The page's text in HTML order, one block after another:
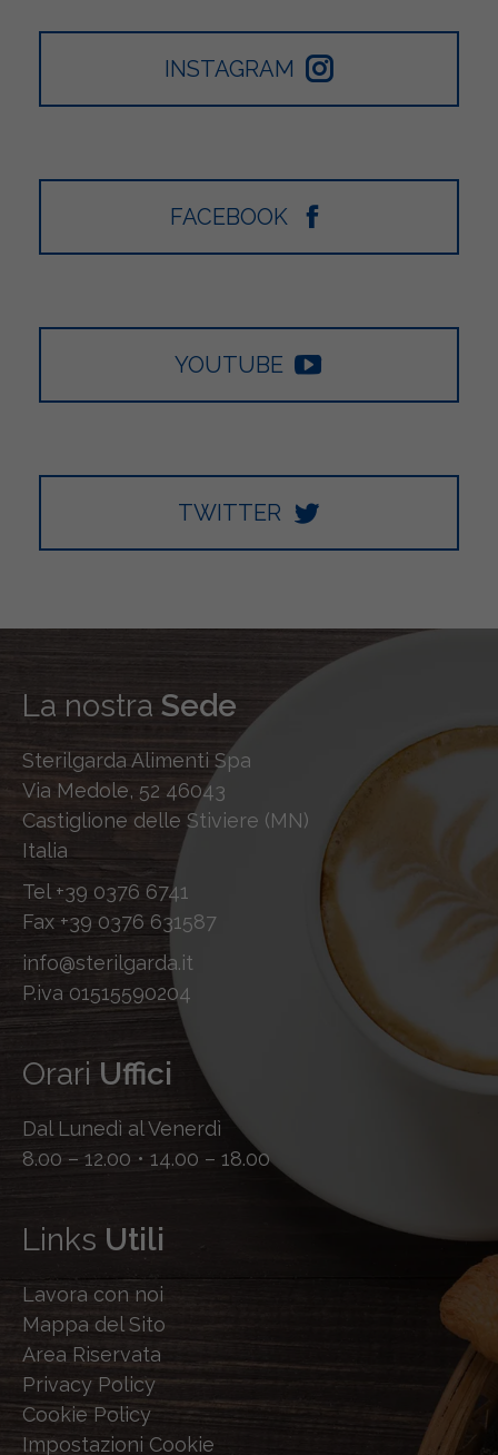
INSTAGRAM
FACEBOOK
YOUTUBE
TWITTER
La nostra Sede
Sterilgarda Alimenti Spa
Via Medole, 52 46043
Castiglione delle Stiviere (MN)
Italia
Tel +39 0376 6741
Fax +39 0376 631587
info@sterilgarda.it
P.iva 01515590204
Orari Uffici
Dal Lunedì al Venerdì
8.00 – 12.00 • 14.00 – 18.00
Links Utili
Lavora con noi
Mappa del Sito
Area Riservata
Privacy Policy
Cookie Policy
Impostazioni Cookie